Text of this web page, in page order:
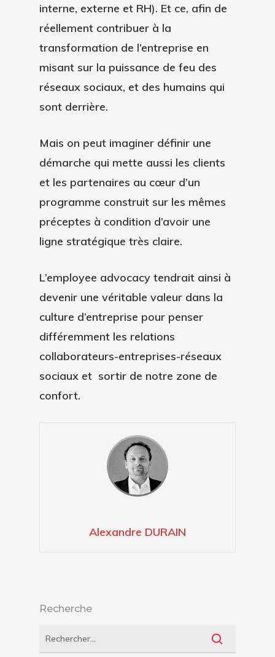
interne, externe et RH). Et ce, afin de
réellement contribuer à la
transformation de l’entreprise en
misant sur la puissance de feu des
réseaux sociaux, et des humains qui
sont derrière.
Mais on peut imaginer définir une
démarche qui mette aussi les clients
et les partenaires au cœur d’un
programme construit sur les mêmes
préceptes à condition d’avoir une
ligne stratégique très claire.
L’employee advocacy tendrait ainsi à
devenir une véritable valeur dans la
culture d’entreprise pour penser
différemment les relations
collaborateurs-entreprises-réseaux
sociaux et sortir de notre zone de
confort.
Alexandre DURAIN
Recherche